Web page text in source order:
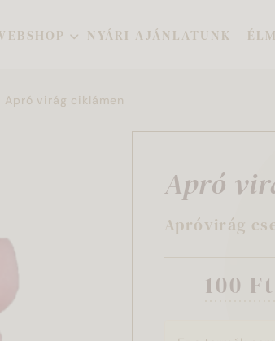
NYÁRI AJÁNLATUNK
Apró virág ciklámen
Apró
Apróvirág
100 Ft